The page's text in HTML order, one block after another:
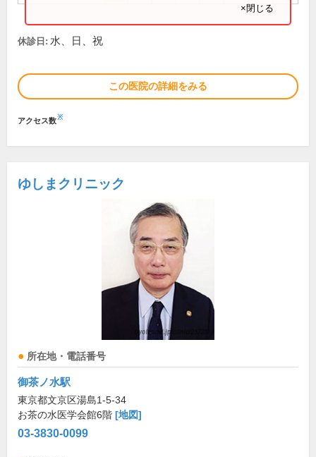
×閉じる
休診日: 水、日、祝
この医院の詳細をみる
アクセス数※
ゆしまクリニック
所在地・電話番号
御茶ノ水駅
東京都文京区湯島1-5-34
お茶の水医学会館6階 [地図]
03-3830-0099